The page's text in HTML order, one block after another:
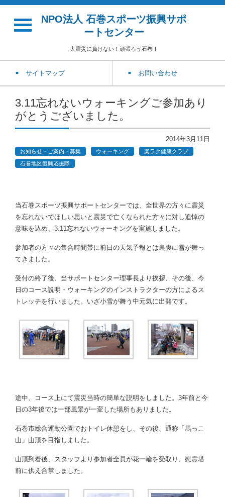
NPO法人 石巻スポーツ振興サポ
ートセンター
大震災に負けない！頑張ろう石巻！
サイトマップ お問い合わせ
3.11忘れないウォーキングご参加あり
がとうございました。
2014年3月11日
お知らせ・ご案内・募集 ウォーキング
楽ラク健康クラブ
石巻地区復興応援隊
当石巻スポーツ振興サポートセンターでは、全世界の方々に震災
を忘れないでほしい思いと震災で亡くなられた方々に対し追悼の
意味を込め、3.11忘れないウォーキングを実施しました。
参加者の方々の集合時間帯に前日の天気予報とは裏腹に雪が舞っ
てきました。
受付の終了後、当サポートセンター理事長より挨拶、その後、今
日のコース説明・ウォーキングのインストラクターの方によるス
トレッチを行いました。いざ小雪が舞う中元気に出発です。
途中、コース上にて震災当時の簡単な説明をしました。3年前と今
日の3年後では一部風景が一変した場所もありました。
石巻市総合運動公園でおトイレ休憩をし、その後、通称「馬っこ
山」山頂を目指しました。
山頂到着後、スタッフより参加者全員が花一輪を受取り、慰霊塔
前に供え合掌しました。